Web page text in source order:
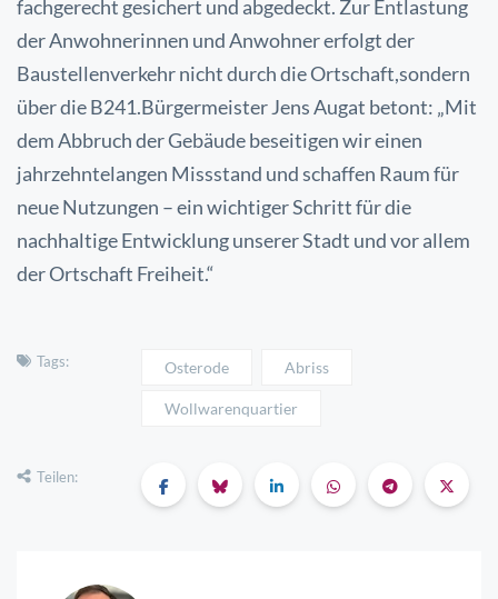
fachgerecht gesichert und abgedeckt. Zur Entlastung
der Anwohnerinnen und Anwohner erfolgt der
Baustellenverkehr nicht durch die Ortschaft,sondern
über die B241.Bürgermeister Jens Augat betont: „Mit
dem Abbruch der Gebäude beseitigen wir einen
jahrzehntelangen Missstand und schaffen Raum für
neue Nutzungen – ein wichtiger Schritt für die
nachhaltigeEntwicklung unserer Stadt und vor allem
der Ortschaft Freiheit.“
Tags: Osterode Abriss
Wollwarenquartier
Teilen: